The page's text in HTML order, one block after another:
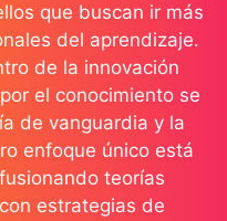
que buscan ir más
del aprendizaje.
de la innovación
el conocimiento se
de vanguardia y la
enfoque único está
teorías
estrategias de